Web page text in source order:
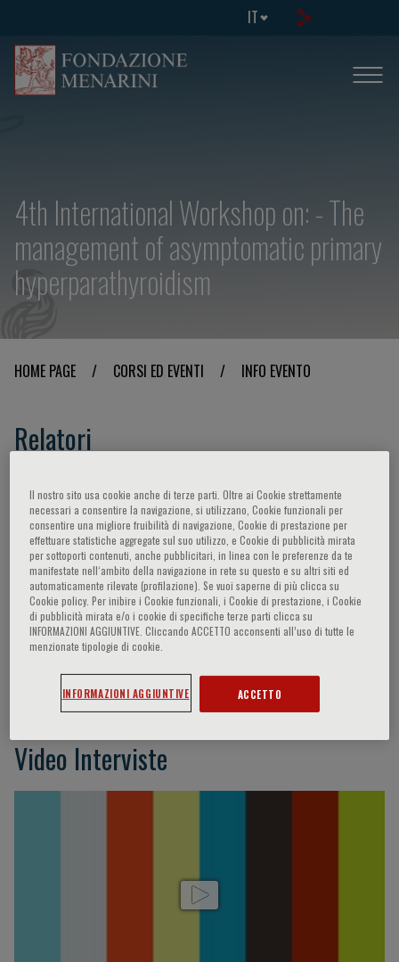
IT
4th International Workshop on: - The
management of asymptomatic primary
hyperparathyroidism
HOME PAGE / CORSI ED EVENTI / INFO EVENTO
Relatori
W.,Rejnmark Lars,Brandi Maria Luisa,
Peacock Munro,Cusano Natalie E.,Thakker
Rajesh V.,Biagini Carlo,Shoback Dolores M.,
Lewiecki E. Michael,Tonelli Francesco,
Bandeira Francisco, Bollerslev Jens,Liu Jian-
min,Potts Junior John T.,Walker Marcella D.,
Duh Quan-Yang,Eastell Richard,
Stephanie
Video Interviste
Il nostro sito usa cookie anche di terze parti. Oltre ai Cookie strettamente
necessari a consentire la navigazione, si utilizzano, Cookie funzionali per
consentire una migliore fruibilità di navigazione, Cookie di prestazione per
effettuare statistiche aggregate sul suo utilizzo, e Cookie di pubblicità mirata
per sottoporti contenuti, anche pubblicitari, in linea con le preferenze da te
manifestate nell‘ambito della navigazione in rete su questo e su altri siti ed
automaticamente rilevate (profilazione). Se vuoi saperne di più clicca su
Cookie policy. Per inibire i Cookie funzionali, i Cookie di prestazione, i Cookie
di pubblicità mirata e/o i cookie di specifiche terze parti clicca su
INFORMAZIONI AGGIUNTIVE. Cliccando ACCETTO acconsenti all’uso di tutte le
menzionate tipologie di cookie.
INFORMAZIONI AGGIUNTIVE ACCETTO